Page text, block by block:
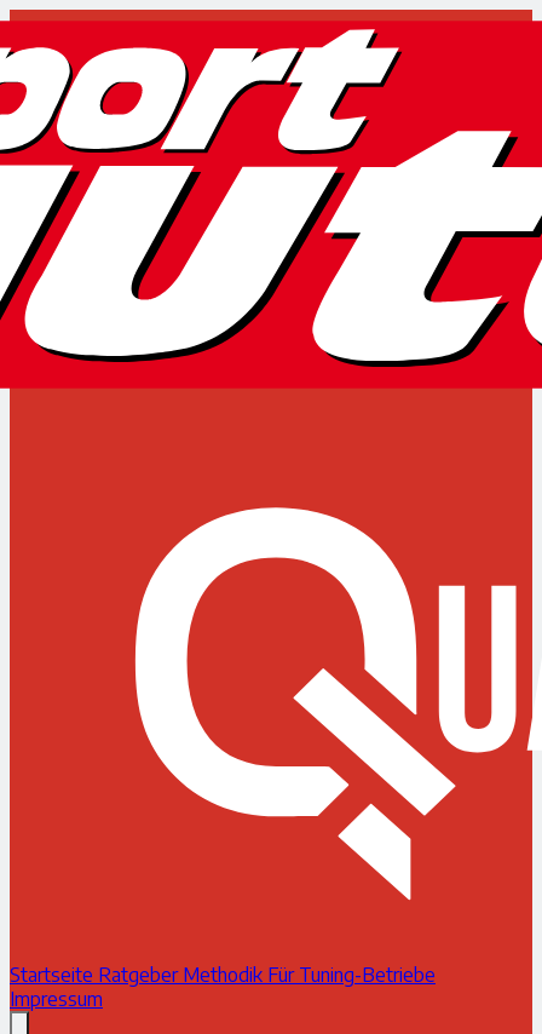
Startseite Ratgeber Methodik Für Tuning-Betriebe
Impressum